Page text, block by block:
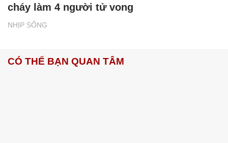
NHỊP SỐNG
cháy làm 4 người tử vong
CÓ THỂ BẠN QUAN TÂM